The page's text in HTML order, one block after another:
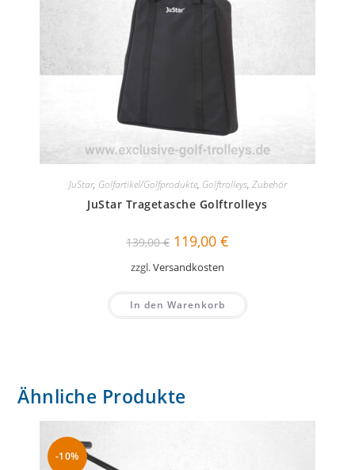
JuStar, Golfartikel/Golfprodukte, Golftrolleys, Zubehör
JuStar Tragetasche Golftrolleys
139,00€ Ursprünglicher
Preis
war:
139,00 €
119,00 €
zzgl.Versandkosten
In den Warenkorb
Ähnliche Produkte
-10%